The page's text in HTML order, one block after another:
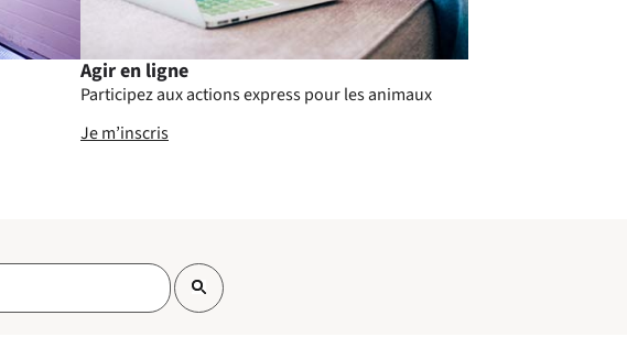
Agir en ligne
Participez aux actions express pour les animaux
Je m’inscris